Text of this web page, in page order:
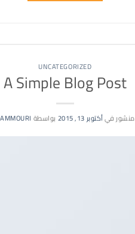
UNCATEGORIZED
A Simple Blog Post
منشور فيأكتوبر 13, 2015 بواسطة